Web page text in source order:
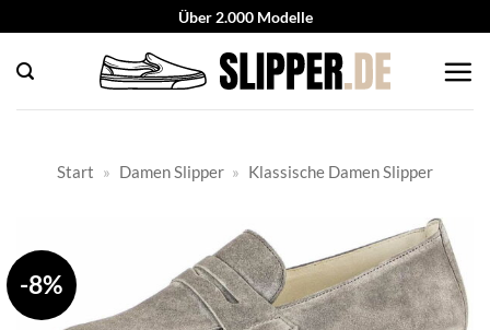
springen
Über 2.000 Modelle
Start » Damen Slipper » Klassische Damen Slipper
-8%